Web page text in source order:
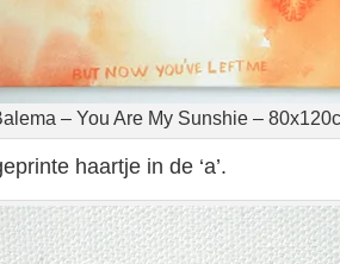
– You Are My Sunshie –
haartje in de ‘a’.